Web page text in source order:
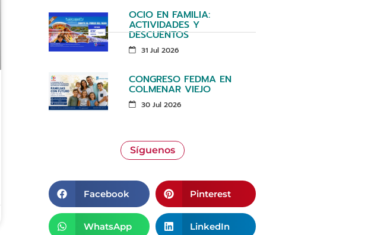
OCIO EN FAMILIA:
ACTIVIDADES Y
DESCUENTOS
31 Jul 2026
CONGRESO FEDMA EN
COLMENAR VIEJO
30 Jul 2026
Síguenos
Facebook Pinterest
WhatsApp LinkedIn